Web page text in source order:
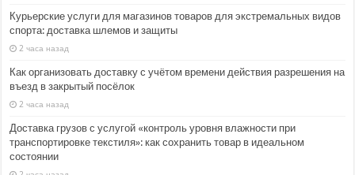
Курьерские услуги для магазинов товаров для экстремальных видов
спорта: доставка шлемов и защиты
2 часа назад
Как организовать доставку с учётом времени действия разрешения на
въезд в закрытый посёлок
2 часа назад
Доставка грузов с услугой «контроль уровня влажности при
транспортировке текстиля»: как сохранить товар в идеальном
состоянии